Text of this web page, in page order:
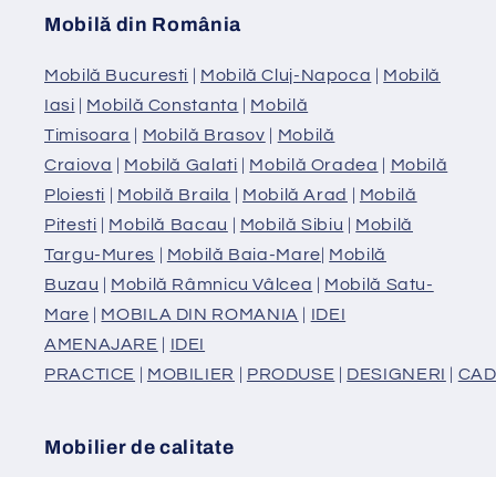
Mobilă din România
Mobilă Bucuresti | Mobilă Cluj-Napoca | Mobilă
Iasi | Mobilă Constanta | Mobilă
Timisoara | Mobilă Brasov | Mobilă
Craiova | Mobilă Galati | Mobilă Oradea | Mobilă
Ploiesti | Mobilă Braila | Mobilă Arad | Mobilă
Pitesti | Mobilă Bacau | Mobilă Sibiu | Mobilă
Targu-Mures | Mobilă Baia-Mare| Mobilă
Buzau | Mobilă Râmnicu Vâlcea | Mobilă Satu-
Mare | MOBILA DIN ROMANIA | IDEI
AMENAJARE | IDEI
PRACTICE | MOBILIER | PRODUSE | DESIGNERI |
Mobilier de calitate